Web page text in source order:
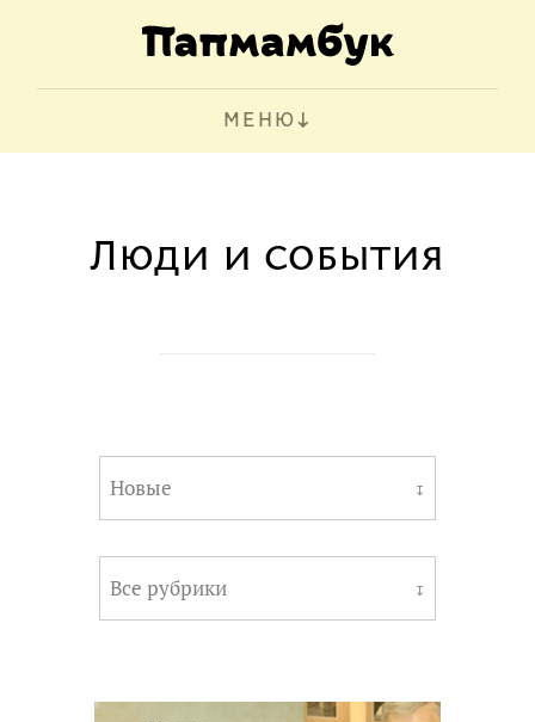
МЕНЮ
Люди и события
Новые ↧
Все рубрики ↧